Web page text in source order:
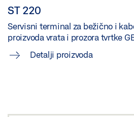
ST 220
Servisni terminal za bežično i
proizvoda vrata i prozora tvrtke
Detalji proizvoda